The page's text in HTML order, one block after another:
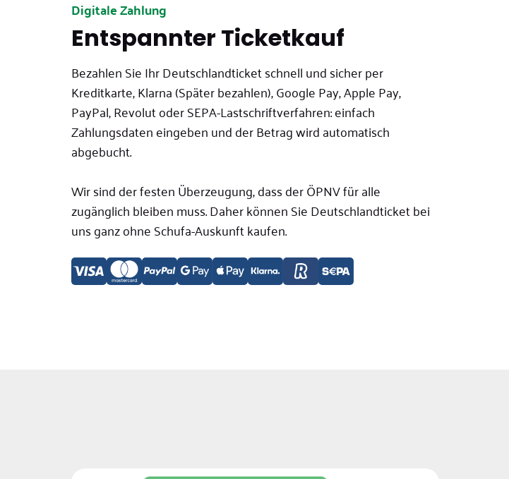
Digitale Zahlung
Entspannter Ticketkauf
Bezahlen Sie Ihr Deutschlandticket schnell und sicher per
Kreditkarte, Klarna (Später bezahlen), Google Pay, Apple Pay,
PayPal, Revolut oder SEPA-Lastschriftverfahren: einfach
Zahlungsdaten eingeben und der Betrag wird automatisch
abgebucht.
Wir sind der festen Überzeugung, dass der ÖPNV für alle
zugänglich bleiben muss. Daher können Sie Deutschlandticket bei
uns ganz ohne Schufa-Auskunft kaufen.